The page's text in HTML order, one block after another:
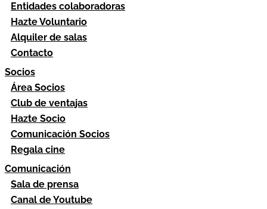
Entidades colaboradoras
Hazte Voluntario
Alquiler de salas
Contacto
Socios
Área Socios
Club de ventajas
Hazte Socio
Comunicación Socios
Regala cine
Comunicación
Sala de prensa
Canal de Youtube